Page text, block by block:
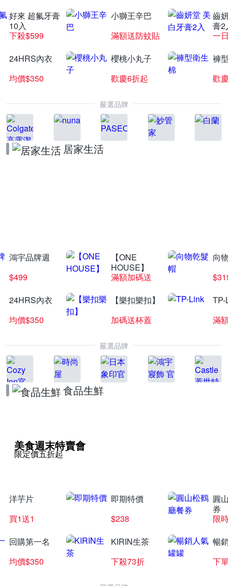
好來 超氟牙膏
10入
下殺$599
小獅王辛巴
滿額送防蚊貼
齒
膏2
一
24HRS內衣
均價$350
櫻桃小丸子
歡慶6折起
褲
歡
嚴選品牌
居家生活
鴻宇品牌週
$499
【ONE
HOUSE】
滿額加碼送
向
24HRS內衣
均價$350
【樂扣樂扣】
加碼送杯蓋
TP-
滿
嚴選品牌
食品生鮮
美食週末特賣會
限定價五折起
洋芋片
買1送1
即期特價
$238
圓
券
限
回購第一名
均價$350
KIRIN生茶
下殺73折
暢
下